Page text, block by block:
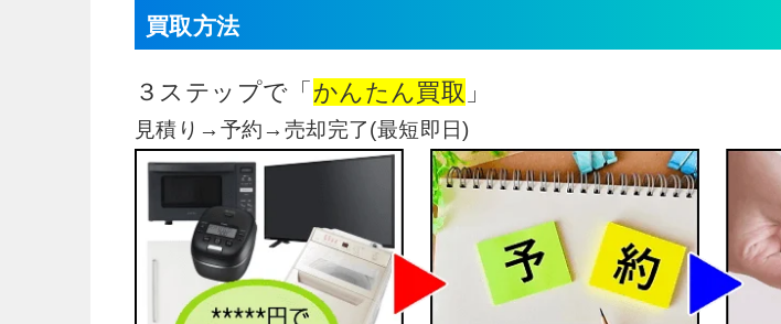
買取方法
３ステップで「 かんたん買取 」
見積り→予約→売却完了(最短即日)